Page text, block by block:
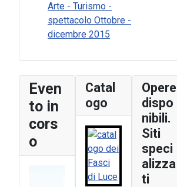
Arte - Turismo -
spettacolo Ottobre -
dicembre 2015
Even
to in
cors
o
Catal
ogo
Opere
dispo
nibili.
Siti
speci
alizza
ti